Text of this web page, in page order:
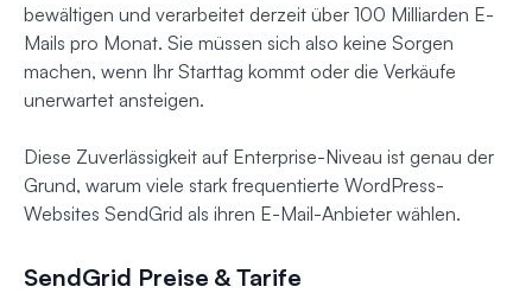
bewältigen und verarbeitet derzeit über 100 Milliarden E-
Mails pro Monat. Sie müssen sich also keine Sorgen
machen, wenn Ihr Starttag kommt oder die Verkäufe
unerwartet ansteigen.
Diese Zuverlässigkeit auf Enterprise-Niveau ist genau der
Grund, warum viele stark frequentierte WordPress-
Websites SendGrid als ihren E-Mail-Anbieter wählen.
SendGrid Preise & Tarife